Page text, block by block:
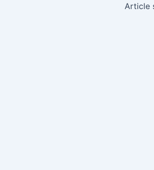
Article